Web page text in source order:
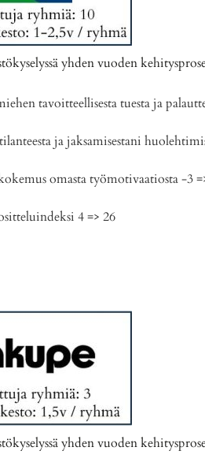
yhden vuoden
tavoitteellisesta tuesta ja
ja jaksamisestani
omasta työmotivaatiosta -3
4 => 26
yhden vuoden